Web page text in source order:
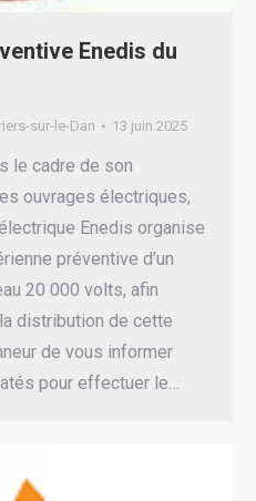
Enedis du
sur-le-Dan 13 juin 2025
le cadre de son
ouvrages électriques,
Enedis organise
préventive d’un
20 000 volts, afin
distribution de cette
de vous informer
pour effectuer le…